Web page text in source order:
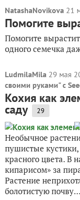
NatashaNovikova 21
Помогите
Помогите
одного семечка
LudmilaMila 29 мая
своими руками" с
Кохия как
саду 29
Необычное
пушистые
красного цвета. В
кипарисом» за
Растение
болотистую